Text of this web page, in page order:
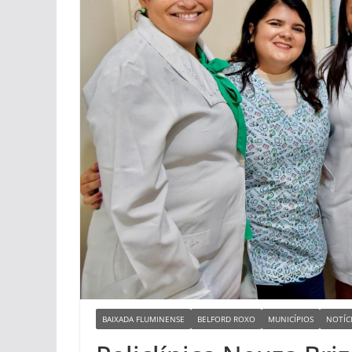
BAIXADA FLUMINENSE BELFORD ROXO MUNICÍPIOS